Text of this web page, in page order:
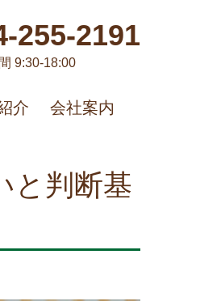
255-2191
9:30-18:00
介 会社案内
と判断基